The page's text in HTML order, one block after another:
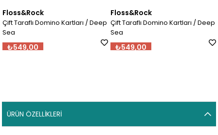
Floss&Rock
Çift Taraflı Domino Kartları / Deep
Sea
₺549,00
Floss&Rock
Çift Taraflı Domino Kartları / Deep
Sea
₺549,00
ÜRÜN ÖZELLIKLERI